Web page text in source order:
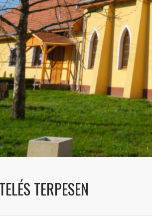
TERPESEN